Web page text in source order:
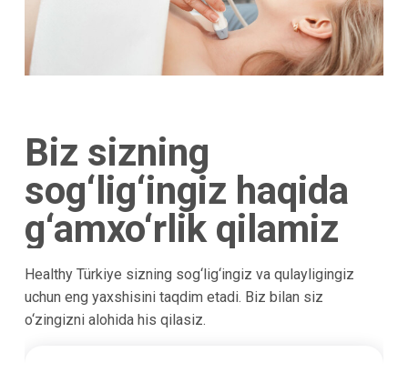
Biz sizning
sog‘lig‘ingiz haqida
g‘amxo‘rlik qilamiz
Healthy Türkiye sizning sog‘lig‘ingiz va qulayligingiz
uchun eng yaxshisini taqdim etadi. Biz bilan siz
o‘zingizni alohida his qilasiz.